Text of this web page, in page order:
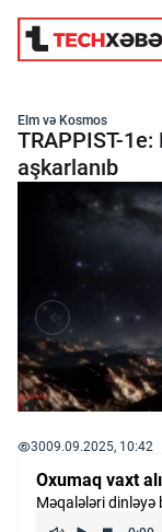
Süni İntellekt
Elm və
Texnoloji İnkişaf
İnnovasiya və
Robot və
Kriptovalyuta
Elm və Kosmos
TRAPPIST-
aşkarlanıb
3009.09.2025, 10:42
Oxumaq vaxt
Məqalələri dinləyə